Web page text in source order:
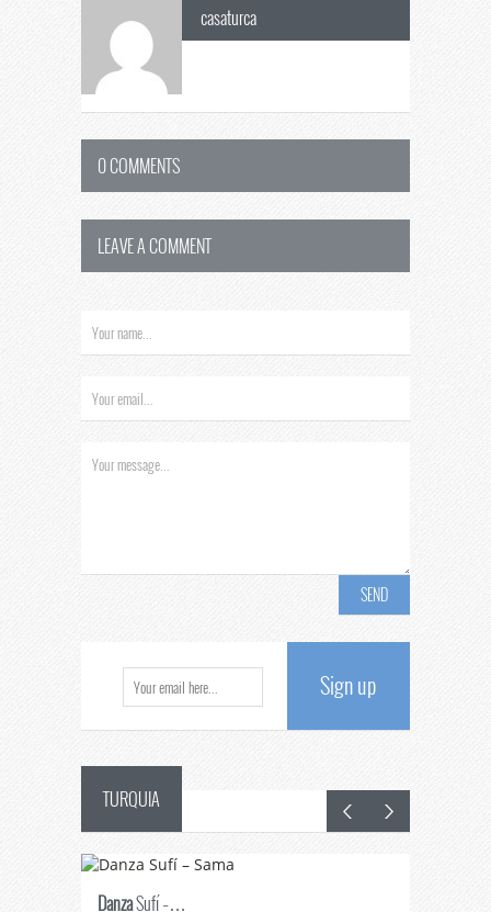
casaturca
0 COMMENTS
LEAVE A COMMENT
Sign up
TURQUIA
DanzaSufí –…